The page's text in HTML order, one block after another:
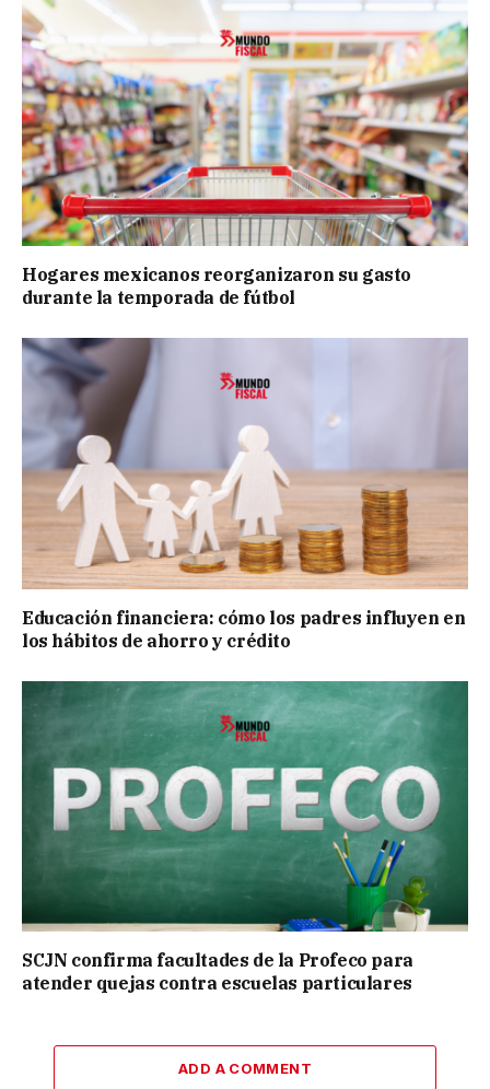
Hogares mexicanos reorganizaron su gasto
durante la temporada de fútbol
Educación financiera: cómo los padres influyen en
los hábitos de ahorro y crédito
SCJN confirma facultades de la Profeco para
atender quejas contra escuelas particulares
ADD A COMMENT